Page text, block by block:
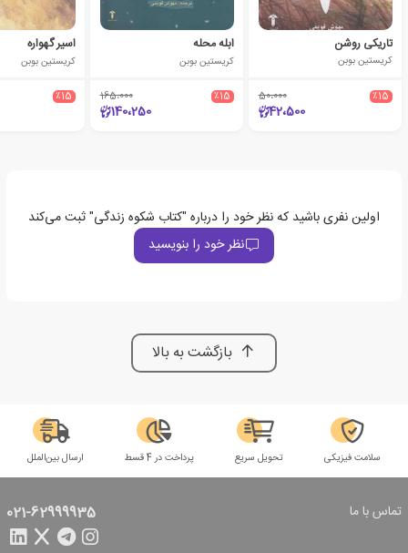
تاریکی روشن
کریستین بوبن
٪15 50،000
42،500
ابله محله
کریستین بوبن
٪15 165،000
140،250
اسیر گهواره
کریستین بوبن
٪15
اولین نفری باشید که نظر خود را درباره "کتاب شکوه زندگی" ثبت می‌کند
نظر خود را بنویسید
بازگشت به بالا
سلامت فیزیکی تحویل سریع پرداخت در 4 قسط ارسال بین‌الملل
تماس با ما 021-62999935